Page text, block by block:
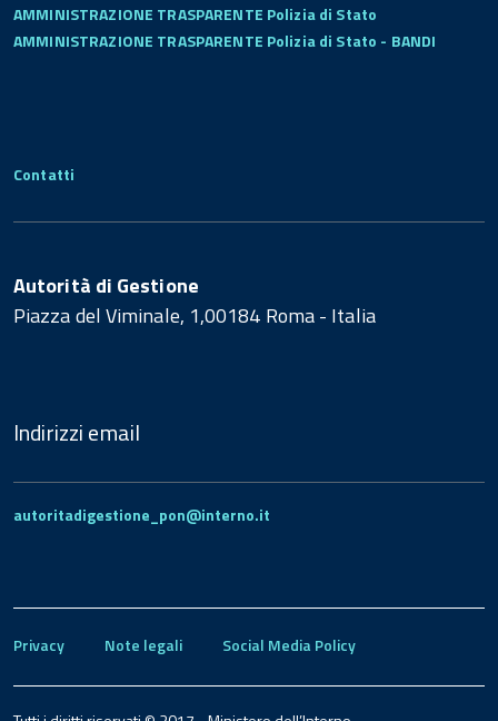
AMMINISTRAZIONE TRASPARENTE Polizia di Stato
AMMINISTRAZIONE TRASPARENTE Polizia di Stato - BANDI
Contatti
Autorità di Gestione
Piazza del Viminale, 1,00184 Roma - Italia
Indirizzi email
autoritadigestione_pon@interno.it
Privacy Note legali Social Media Policy